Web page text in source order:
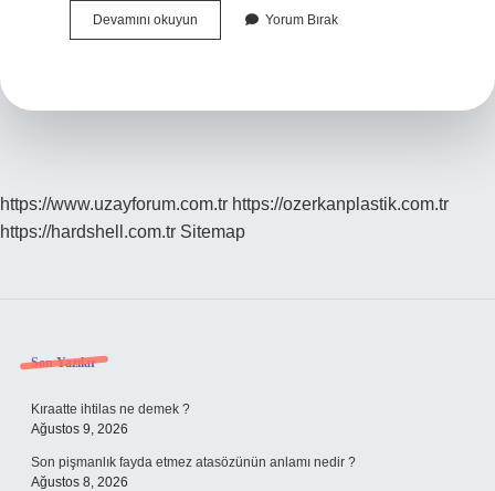
Devamını okuyun
Burcu
Yorum Bırak
https://www.uzayforum.com.tr https://ozerkanplastik.com.tr
https://hardshell.com.tr Sitemap
Sidebar
Son Yazılar
Kıraatte ihtilas ne demek ?
Ağustos 9, 2026
Son pişmanlık fayda etmez atasözünün anlamı nedir ?
Ağustos 8, 2026